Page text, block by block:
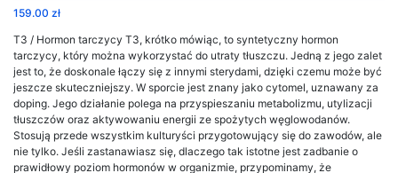
159.00 zł
T3 / Hormon tarczycy T3, krótko mówiąc, to syntetyczny hormon
tarczycy, który można wykorzystać do utraty tłuszczu. Jedną z jego zalet
jest to, że doskonale łączy się z innymi sterydami, dzięki czemu może być
jeszcze skuteczniejszy. W sporcie jest znany jako cytomel, uznawany za
doping. Jego działanie polega na przyspieszaniu metabolizmu, utylizacji
tłuszczów oraz aktywowaniu energii ze spożytych węglowodanów.
Stosują przede wszystkim kulturyści przygotowujący się do zawodów, ale
nie tylko. Jeśli zastanawiasz się, dlaczego tak istotne jest zadbanie o
prawidłowy poziom hormonów w organizmie, przypominamy, że